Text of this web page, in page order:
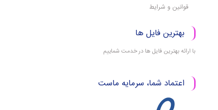
قوانین و شرایط
بهترین فایل ها
با ارائه بهترین فایل ها در خدمت شماییم
اعتماد شما، سرمایه ماست